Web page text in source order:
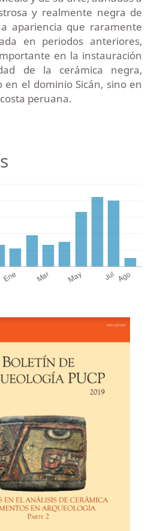
y realmente negra de
apariencia que raramente
en periodos anteriores,
en la instauración
de la cerámica negra,
en el dominio Sicán, sino en
peruana.